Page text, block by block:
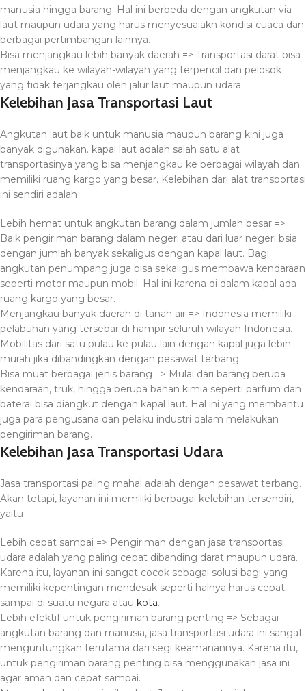
manusia hingga barang. Hal ini berbeda dengan angkutan via
laut maupun udara yang harus menyesuaiakn kondisi cuaca dan
berbagai pertimbangan lainnya.
Bisa menjangkau lebih banyak daerah => Transportasi darat bisa
menjangkau ke wilayah-wilayah yang terpencil dan pelosok
yang tidak terjangkau oleh jalur laut maupun udara.
Kelebihan Jasa Transportasi Laut
Angkutan laut baik untuk manusia maupun barang kini juga
banyak digunakan. kapal laut adalah salah satu alat
transportasinya yang bisa menjangkau ke berbagai wilayah dan
memiliki ruang kargo yang besar. Kelebihan dari alat transportasi
ini sendiri adalah :
Lebih hemat untuk angkutan barang dalam jumlah besar =>
Baik pengiriman barang dalam negeri atau dari luar negeri bsia
dengan jumlah banyak sekaligus dengan kapal laut. Bagi
angkutan penumpang juga bisa sekaligus membawa kendaraan
seperti motor maupun mobil. Hal ini karena di dalam kapal ada
ruang kargo yang besar.
Menjangkau banyak daerah di tanah air => Indonesia memiliki
pelabuhan yang tersebar di hampir seluruh wilayah Indonesia.
Mobilitas dari satu pulau ke pulau lain dengan kapal juga lebih
murah jika dibandingkan dengan pesawat terbang.
Bisa muat berbagai jenis barang => Mulai dari barang berupa
kendaraan, truk, hingga berupa bahan kimia seperti parfum dan
baterai bisa diangkut dengan kapal laut. Hal ini yang membantu
juga para pengusana dan pelaku industri dalam melakukan
pengiriman barang.
Kelebihan Jasa Transportasi Udara
Jasa transportasi paling mahal adalah dengan pesawat terbang.
Akan tetapi, layanan ini memiliki berbagai kelebihan tersendiri,
yaitu :
Lebih cepat sampai => Pengiriman dengan jasa transportasi
udara adalah yang paling cepat dibanding darat maupun udara.
Karena itu, layanan ini sangat cocok sebagai solusi bagi yang
memiliki kepentingan mendesak seperti halnya harus cepat
sampai di suatu negara atau kota.
Lebih efektif untuk pengiriman barang penting => Sebagai
angkutan barang dan manusia, jasa transportasi udara ini sangat
menguntungkan terutama dari segi keamanannya. Karena itu,
untuk pengiriman barang penting bisa menggunakan jasa ini
agar aman dan cepat sampai.